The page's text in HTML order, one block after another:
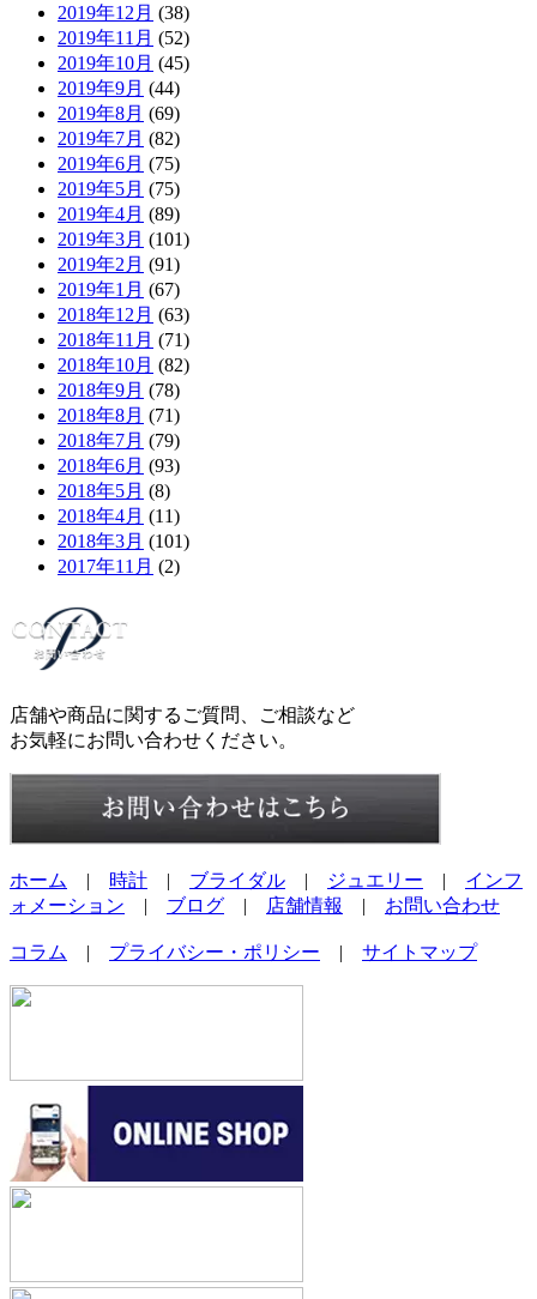
2019年12月 (38)
2019年11月 (52)
2019年10月 (45)
2019年9月 (44)
2019年8月 (69)
2019年7月 (82)
2019年6月 (75)
2019年5月 (75)
2019年4月 (89)
2019年3月 (101)
2019年2月 (91)
2019年1月 (67)
2018年12月 (63)
2018年11月 (71)
2018年10月 (82)
2018年9月 (78)
2018年8月 (71)
2018年7月 (79)
2018年6月 (93)
2018年5月 (8)
2018年4月 (11)
2018年3月 (101)
2017年11月 (2)
店舗や商品に関するご質問、ご相談など
お気軽にお問い合わせください。
ホーム | 時計 | ブライダル | ジュエリー | インフ
ォメーション | ブログ | 店舗情報 | お問い合わせ
コラム | プライバシー・ポリシー | サイトマップ